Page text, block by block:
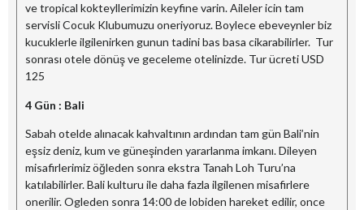
ve tropical kokteyllerimizin keyfine varin. Aileler icin tam
servisli Cocuk Klubumuzu oneriyoruz. Boylece ebeveynler biz
kucuklerle ilgilenirken gunun tadini bas basa cikarabilirler. Tur
sonrası otele dönüş ve geceleme otelinizde. Tur ücreti USD
125
4 Gün : Bali
Sabah otelde alınacak kahvaltının ardından tam gün Bali’nin
eşsiz deniz, kum ve güneşinden yararlanma imkanı. Dileyen
misafirlerimiz öğleden sonra ekstra Tanah Loh Turu’na
katılabilirler. Bali kulturu ile daha fazla ilgilenen misafirlere
onerilir. Ogleden sonra 14:00 de lobiden hareket edilir, once